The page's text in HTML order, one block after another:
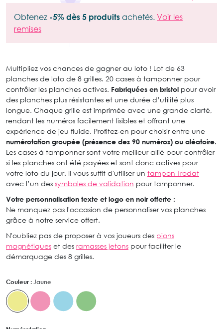
Obtenez -5% dès 5 produits achetés. Voir les
remises
Multipliez vos chances de gagner au loto ! Lot de 63
planches de loto de 8 grilles. 20 cases à tamponner pour
contrôler les planches actives. Fabriquées en bristol pour avoir
des planches plus résistantes et une durée d’utilité plus
longue. Chaque grille est imprimée avec une grande clarté,
rendant les numéros facilement lisibles et offrant une
expérience de jeu fluide. Profitez-en pour choisir entre une
numérotation groupée (présence des 90 numéros) ou aléatoire.
Les cases à tamponner sont votre meilleur allié pour contrôler
si les planches ont été payées et sont donc actives pour
votre loto du jour. Il vous suffit d'utiliser un tampon Trodat
avec l’un des symboles de validation pour tamponner.
Votre personnalisation texte et logo en noir offerte :
Ne manquez pas l'occasion de personnaliser vos planches
grâce à notre service offert.
N'oubliez pas de proposer à vos joueurs des pions
magnétiques et des ramasses jetons pour faciliter le
démarquage des 8 grilles.
Couleur : Jaune